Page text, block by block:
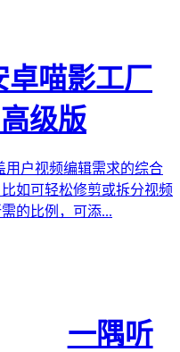
卓喵影工厂
级版
用户视频编辑需求的综合
如可轻松修剪或拆分视频
的比例，可添...
一隅听